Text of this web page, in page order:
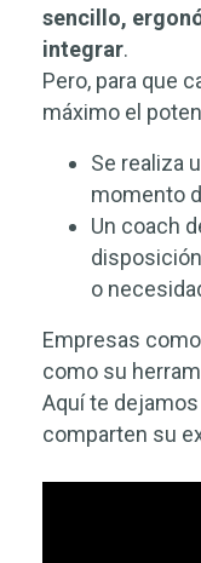
sencillo,
integrar.
Pero, para que
máximo el
Se realiza
momento
Un coach
o
Empresas
como su
Aquí te
comparten su